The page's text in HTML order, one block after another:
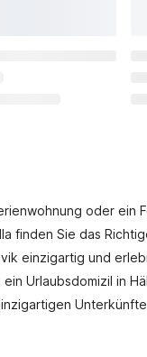
oder ein
finden Sie das
einzigartig und
ein Urlaubsdomizil in